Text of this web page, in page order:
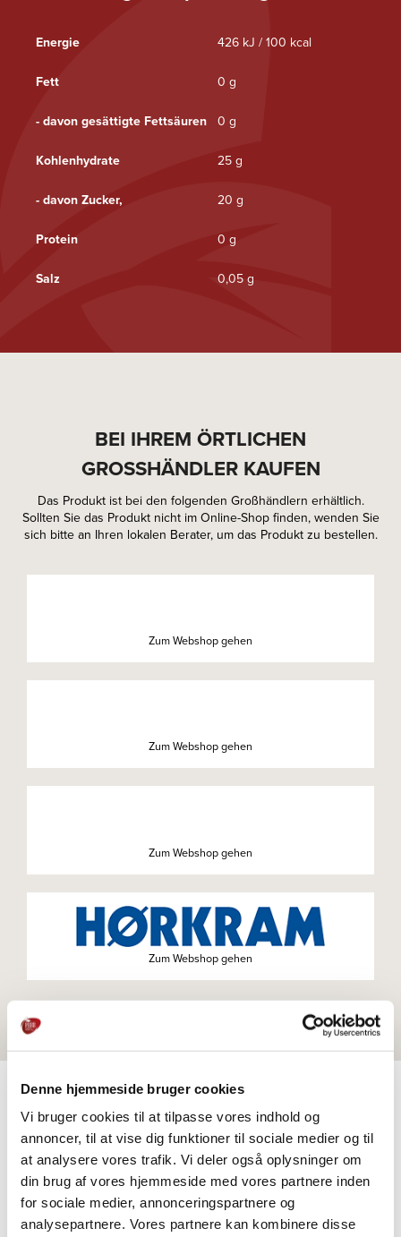
Denne hjemmeside bruger cookies
Vi bruger cookies til at tilpasse vores indhold og
annoncer, til at vise dig funktioner til sociale medier og til
at analysere vores trafik. Vi deler også oplysninger om
din brug af vores hjemmeside med vores partnere inden
for sociale medier, annonceringspartnere og
analysepartnere. Vores partnere kan kombinere disse
Energie 426 kJ / 100 kcal
Fett 0 g
- davon gesättigte Fettsäuren 0 g
Kohlenhydrate 25 g
- davon Zucker, 20 g
Protein 0 g
Salz 0,05 g
BEI IHREM ÖRTLICHEN
GROSSHÄNDLER KAUFEN
Das Produkt ist bei den folgenden Großhändlern erhältlich.
Sollten Sie das Produkt nicht im Online-Shop finden, wenden Sie
sich bitte an Ihren lokalen Berater, um das Produkt zu bestellen.
Zum Webshop gehen
Zum Webshop gehen
Zum Webshop gehen
Zum Webshop gehen
PRODUKTE
Weitere Informationen